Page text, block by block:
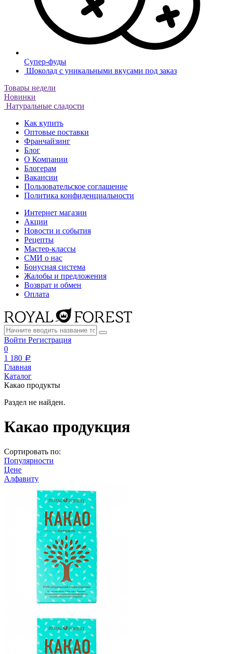
Супер-фуды
Шоколад с уникальными вкусами под заказ
Товары недели
Новинки
Натуральные сладости
Как купить
Оптовые поставки
Франчайзинг
Блог
О Компании
Блогерам
Вакансии
Пользовательское соглашение
Политика конфиденциальности
Интернет магазин
Акции
Новости и события
Рецепты
Мастер-классы
СМИ о нас
Бонусная система
Жалобы и предложения
Возврат и обмен
Оплата
Войти Регистрация
0
1 180 a
Главная
Каталог
Какао продукты
Раздел не найден.
Какао продукция
Сортировать по:
Популярности
Цене
Алфавиту